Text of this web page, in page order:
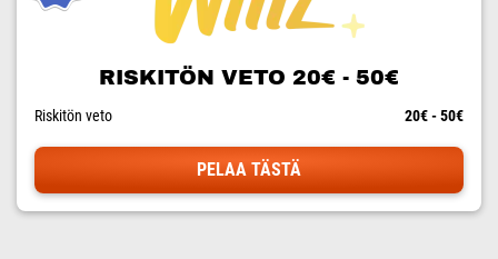
RISKITÖN VETO 20€ - 50€
Riskitön veto 20€ - 50€
PELAA TÄSTÄ